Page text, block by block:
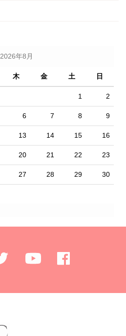
2026年8月
木 金 土 日
1 2
6 7 8 9
13 14 15 16
20 21 22 23
27 28 29 30